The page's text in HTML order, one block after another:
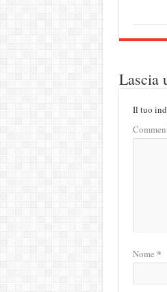
Lascia
Il tuo
Nome *